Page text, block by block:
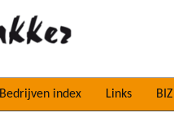
Bedrijven index Links